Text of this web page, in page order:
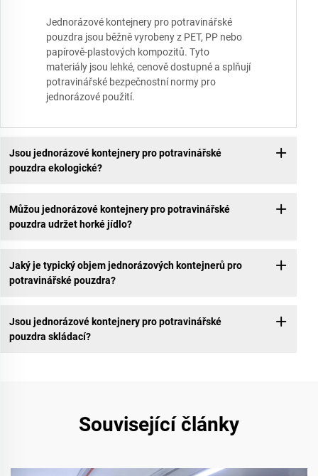
Jednorázové kontejnery pro potravinářské
pouzdra jsou běžně vyrobeny z PET, PP nebo
papírově-plastových kompozitů. Tyto
materiály jsou lehké, cenově dostupné a splňují
potravinářské bezpečnostní normy pro
jednorázové použití.
Jsou jednorázové kontejnery pro potravinářské
pouzdra ekologické?
Můžou jednorázové kontejnery pro potravinářské
pouzdra udržet horké jídlo?
Jaký je typický objem jednorázových kontejnerů pro
potravinářské pouzdra?
Jsou jednorázové kontejnery pro potravinářské
pouzdra skládací?
Související články